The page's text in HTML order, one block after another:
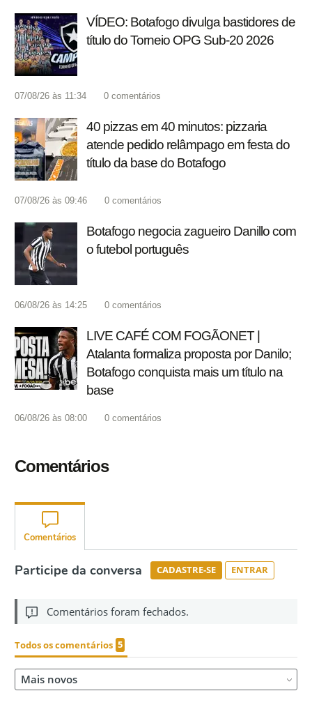
VÍDEO: Botafogo divulga bastidores de
título do Torneio OPG Sub-20 2026
07/08/26 às 11:34 0 comentários
40 pizzas em 40 minutos: pizzaria
atende pedido relâmpago em festa do
título da base do Botafogo
07/08/26 às 09:46 0 comentários
Botafogo negocia zagueiro Danillo com
o futebol português
06/08/26 às 14:25 0 comentários
LIVE CAFÉ COM FOGÃONET |
Atalanta formaliza proposta por Danilo;
Botafogo conquista mais um título na
base
06/08/26 às 08:00 0 comentários
Comentários